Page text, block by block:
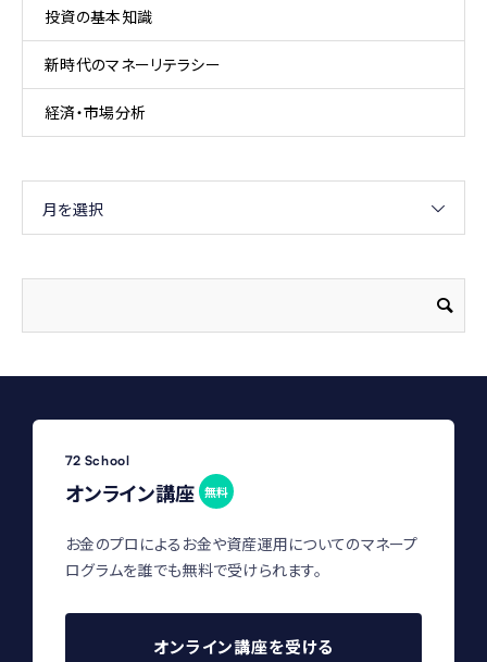
投資の基本知識
新時代のマネーリテラシー
経済・市場分析
月を選択
72 School
オンライン講座 無料
お金のプロによるお金や資産運用についてのマネープ
ログラムを誰でも無料で受けられます。
オンライン講座を受ける